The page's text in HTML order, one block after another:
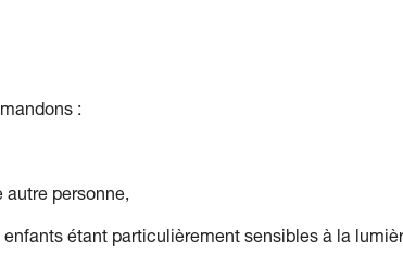
:
autre personne,
étant particulièrement sensibles à la